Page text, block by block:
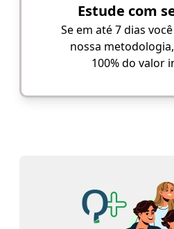
Estude com
Se em até 7 dias
nossa
100% do valor